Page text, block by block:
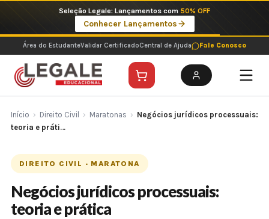
o
conteúdo
Seleção Legale: Lançamentos com 50% OFF
Conhecer Lançamentos
Área do EstudanteValidar CertificadoCentral de Ajuda Fale Conosco
Início › Direito Civil › Maratonas › Negócios jurídicos processuais:
teoria e práti…
DIREITO CIVIL · MARATONA
Negócios jurídicos processuais:
teoria e prática